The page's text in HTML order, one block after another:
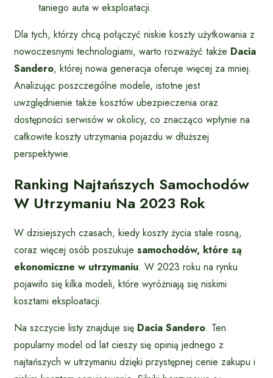
taniego auta w eksploatacji.
Dla tych, którzy chcą połączyć niskie koszty użytkowania z
nowoczesnymi technologiami, warto rozważyć także Dacia
Sandero, której nowa generacja oferuje więcej za mniej.
Analizując poszczególne modele, istotne jest
uwzględnienie także kosztów ubezpieczenia oraz
dostępności serwisów w okolicy, co znacząco wpłynie na
całkowite koszty utrzymania pojazdu w dłuższej
perspektywie.
Ranking Najtańszych Samochodów
W Utrzymaniu Na 2023 Rok
W dzisiejszych czasach, kiedy koszty życia stale rosną,
coraz więcej osób poszukuje samochodów, które są
ekonomiczne w utrzymaniu. W 2023 roku na rynku
pojawiło się kilka modeli, które wyróżniają się niskimi
kosztami eksploatacji.
Na szczycie listy znajduje się Dacia Sandero. Ten
popularny model od lat cieszy się opinią jednego z
najtańszych w utrzymaniu dzięki przystępnej cenie zakupu i